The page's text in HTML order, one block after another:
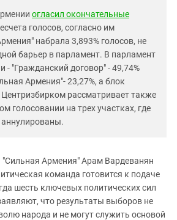
огласил окончательные
голосов, согласно им
набрала 3,893% голосов, не
барьер в парламент. В парламент
- "Гражданский договор" - 49,74%
Армения"- 23,27%, а блок
Центризбирком рассматривает также
голосовании на трех участках, где
"Сильная Армения" Арам Вардеванян
команда готовится к подаче
шесть ключевых политических сил
что результаты выборов не
народа и не могут служить основой